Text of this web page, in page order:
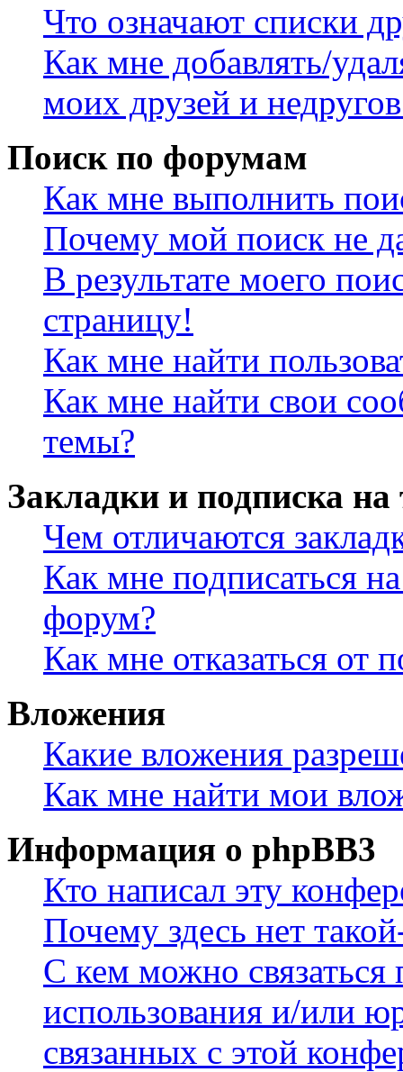
Что означают списки
Как мне добавлять/
моих друзей и
Поиск по форумам
Как мне выполнить
Почему мой поиск не
В результате моего
страницу!
Как мне найти
Как мне найти свои
темы?
Закладки и подписка
Чем отличаются
Как мне подписаться
форум?
Как мне отказаться от
Вложения
Какие вложения
Как мне найти мои
Информация о phpBB3
Кто написал эту
Почему здесь нет
С кем можно связаться
использования и/или
связанных с этой